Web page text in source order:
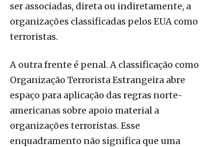
ser associadas, direta ou indiretamente, a
organizações classificadas pelos EUA como
terroristas.
A outra frente é penal. A classificação como
Organização Terrorista Estrangeira abre
espaço para aplicação das regras norte-
americanas sobre apoio material a
organizações terroristas. Esse
enquadramento não significa que uma